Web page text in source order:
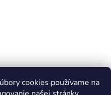
cookies používame na